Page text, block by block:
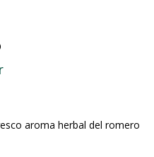
aroma herbal del romero